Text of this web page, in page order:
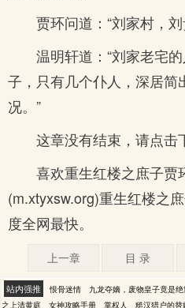
贾环问道：“刘家村，
温明轩道：“刘家老宅
子，只有几个仆人，深居简
况。”
这章没有结束，请点击
喜欢重生红楼之庶子贾
(m.xtyxsw.org)重生红楼之
度全网最快。
上一章 目 录
站内强推 恨骨迷情 九龙夺嫡，废物皇子竟是
之上清黄庭
女神攻略手册 掌权人 糙汉猎户的替